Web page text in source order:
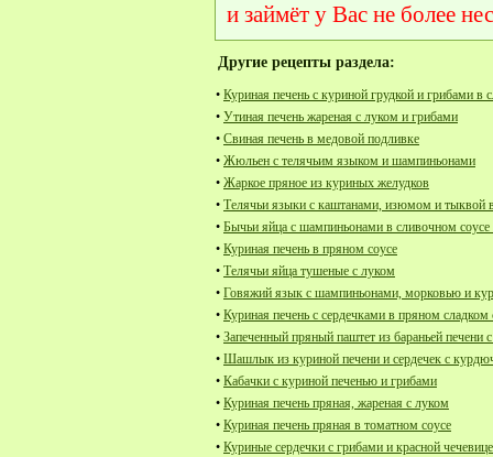
и займёт у Вас не более
Другие рецепты раздела:
• Куриная печень с куриной грудкой и грибами в
• Утиная печень жареная с луком и грибами
• Свиная печень в медовой подливке
• Жюльен с телячьим языком и шампиньонами
• Жаркое пряное из куриных желудков
• Телячьи языки с каштанами, изюмом и тыквой
• Бычьи яйца с шампиньонами в сливочном соусе
• Куриная печень в пряном соусе
• Телячьи яйца тушеные с луком
• Говяжий язык с шампиньонами, морковью и
• Куриная печень с сердечками в пряном сладком
• Запеченный пряный паштет из бараньей печени
• Шашлык из куриной печени и сердечек с
• Кабачки с куриной печенью и грибами
• Куриная печень пряная, жареная с луком
• Куриная печень пряная в томатном соусе
• Куриные сердечки с грибами и красной